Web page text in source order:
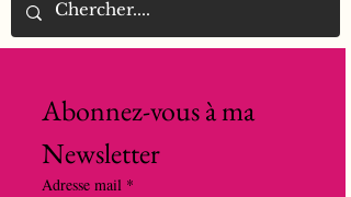
Abonnez-vous à ma
Newsletter
Adresse mail *